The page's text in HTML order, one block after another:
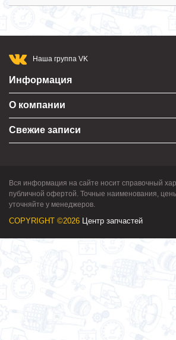
Наша группа VK
Информация
О компании
Свежие записи
Вся информация на сайте носит справочный
публичной офертой. Точные наименования,
уточняйте у менеджеров.
COPYRIGHT ©2026 Центр запчастей